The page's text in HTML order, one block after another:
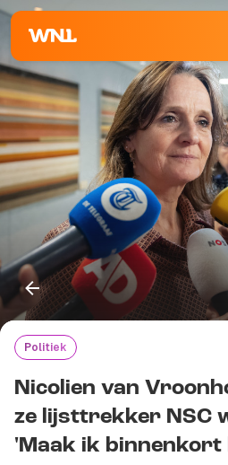
Politiek
Nicolien van
ze lijsttrekker NSC
'Maak ik binnenkort